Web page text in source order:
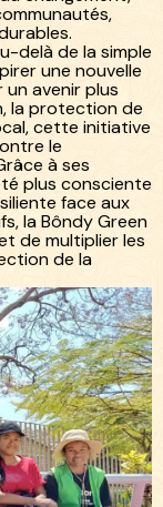
delà de la simple
une nouvelle
avenir plus
la protection de
cette initiative
le
à ses
plus consciente
face aux
la Bôndy Green
de multiplier les
de la